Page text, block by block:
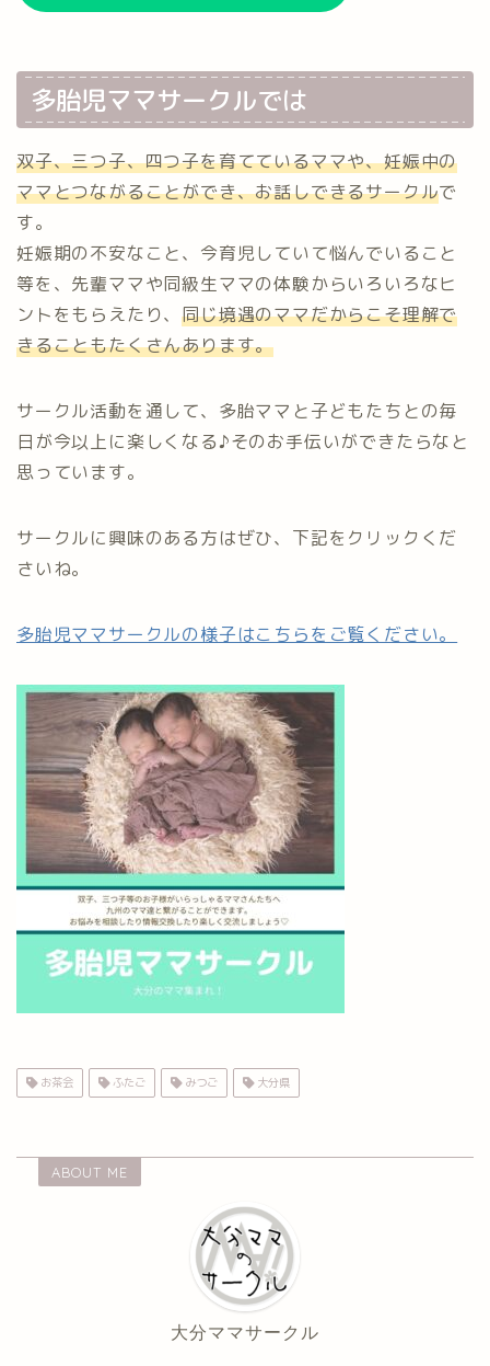
多胎児ママサークルでは
双子、三つ子、四つ子を育てているママや、妊娠中の
ママとつながることができ、お話しできるサークルで
す。
妊娠期の不安なこと、今育児していて悩んでいること
等を、先輩ママや同級生ママの体験からいろいろなヒ
ントをもらえたり、同じ境遇のママだからこそ理解で
きることもたくさんあります。
サークル活動を通して、多胎ママと子どもたちとの毎
日が今以上に楽しくなる♪そのお手伝いができたらなと
思っています。
サークルに興味のある方はぜひ、下記をクリックくだ
さいね。
多胎児ママサークルの様子はこちらをご覧ください。
お茶会 ふたご みつご 大分県
ABOUT ME
大分ママサークル